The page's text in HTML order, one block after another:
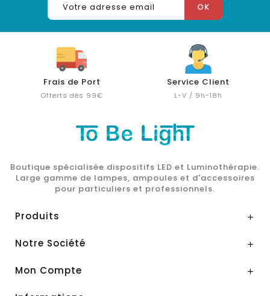
Frais de Port
Offerts dès 99€
Service Client
L-V / 9h-18h
Boutique spécialisée dispositifs LED et Luminothérapie.
Large gamme de lampes, ampoules et d'accessoires
pour particuliers et professionnels.
Produits 
Notre Société 
Mon Compte 